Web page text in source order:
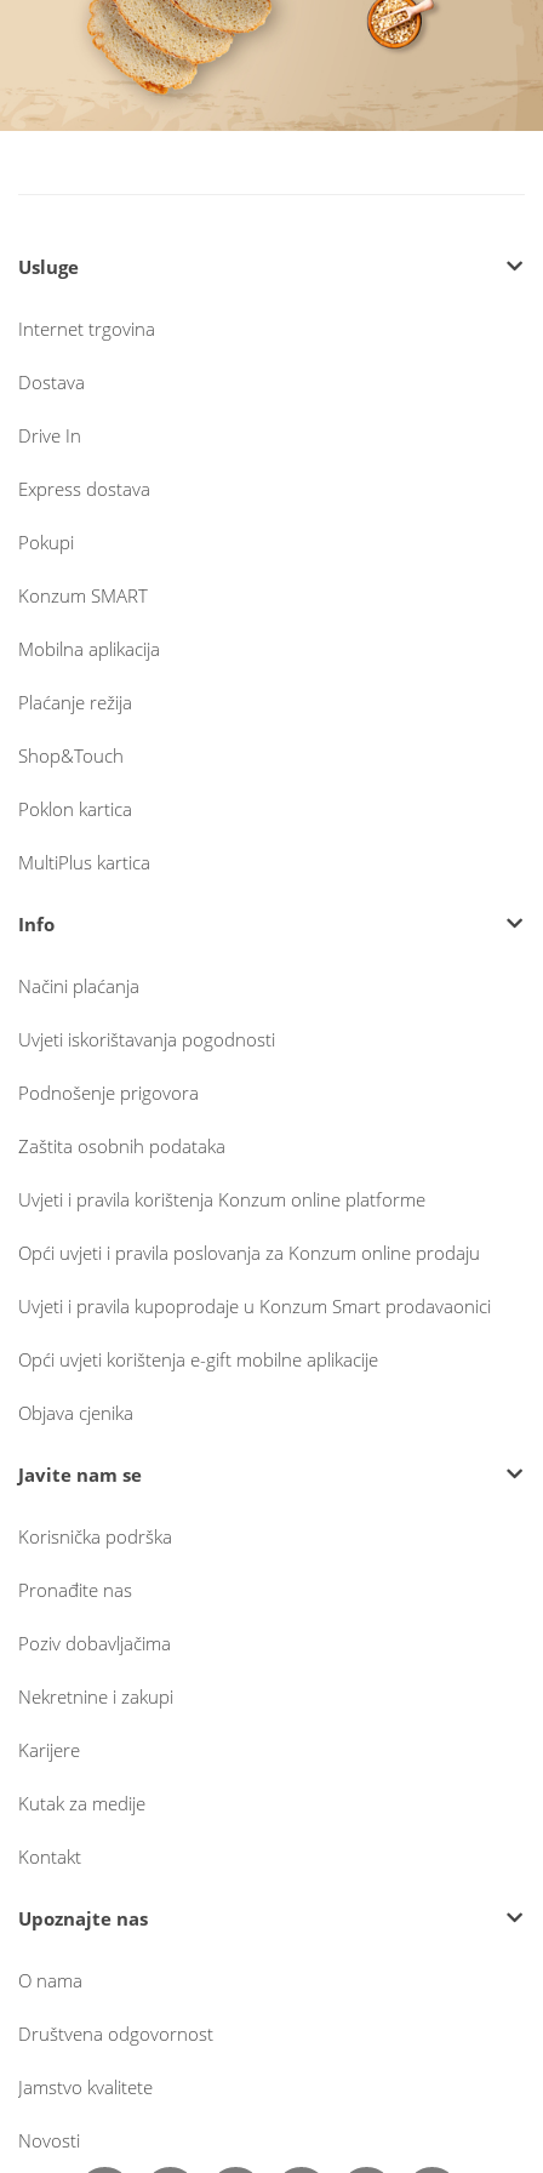
Usluge
Internet trgovina
Dostava
Drive In
Express dostava
Pokupi
Konzum SMART
Mobilna aplikacija
Plaćanje režija
Shop&Touch
Poklon kartica
MultiPlus kartica
Info
Načini plaćanja
Uvjeti iskorištavanja pogodnosti
Podnošenje prigovora
Zaštita osobnih podataka
Uvjeti i pravila korištenja Konzum online platforme
Opći uvjeti i pravila poslovanja za Konzum online prodaju
Uvjeti i pravila kupoprodaje u Konzum Smart prodavaonici
Opći uvjeti korištenja e-gift mobilne aplikacije
Objava cjenika
Javite nam se
Korisnička podrška
Pronađite nas
Poziv dobavljačima
Nekretnine i zakupi
Karijere
Kutak za medije
Kontakt
Upoznajte nas
O nama
Društvena odgovornost
Jamstvo kvalitete
Novosti